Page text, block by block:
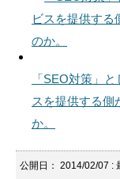
「SEO対策」
スを提供する側
か。
公開日： 2014/02/07 :